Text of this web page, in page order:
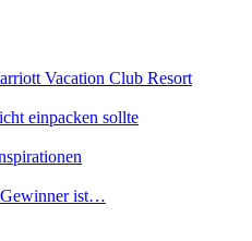
Vacation Club Resort
einpacken sollte
Gewinner ist…